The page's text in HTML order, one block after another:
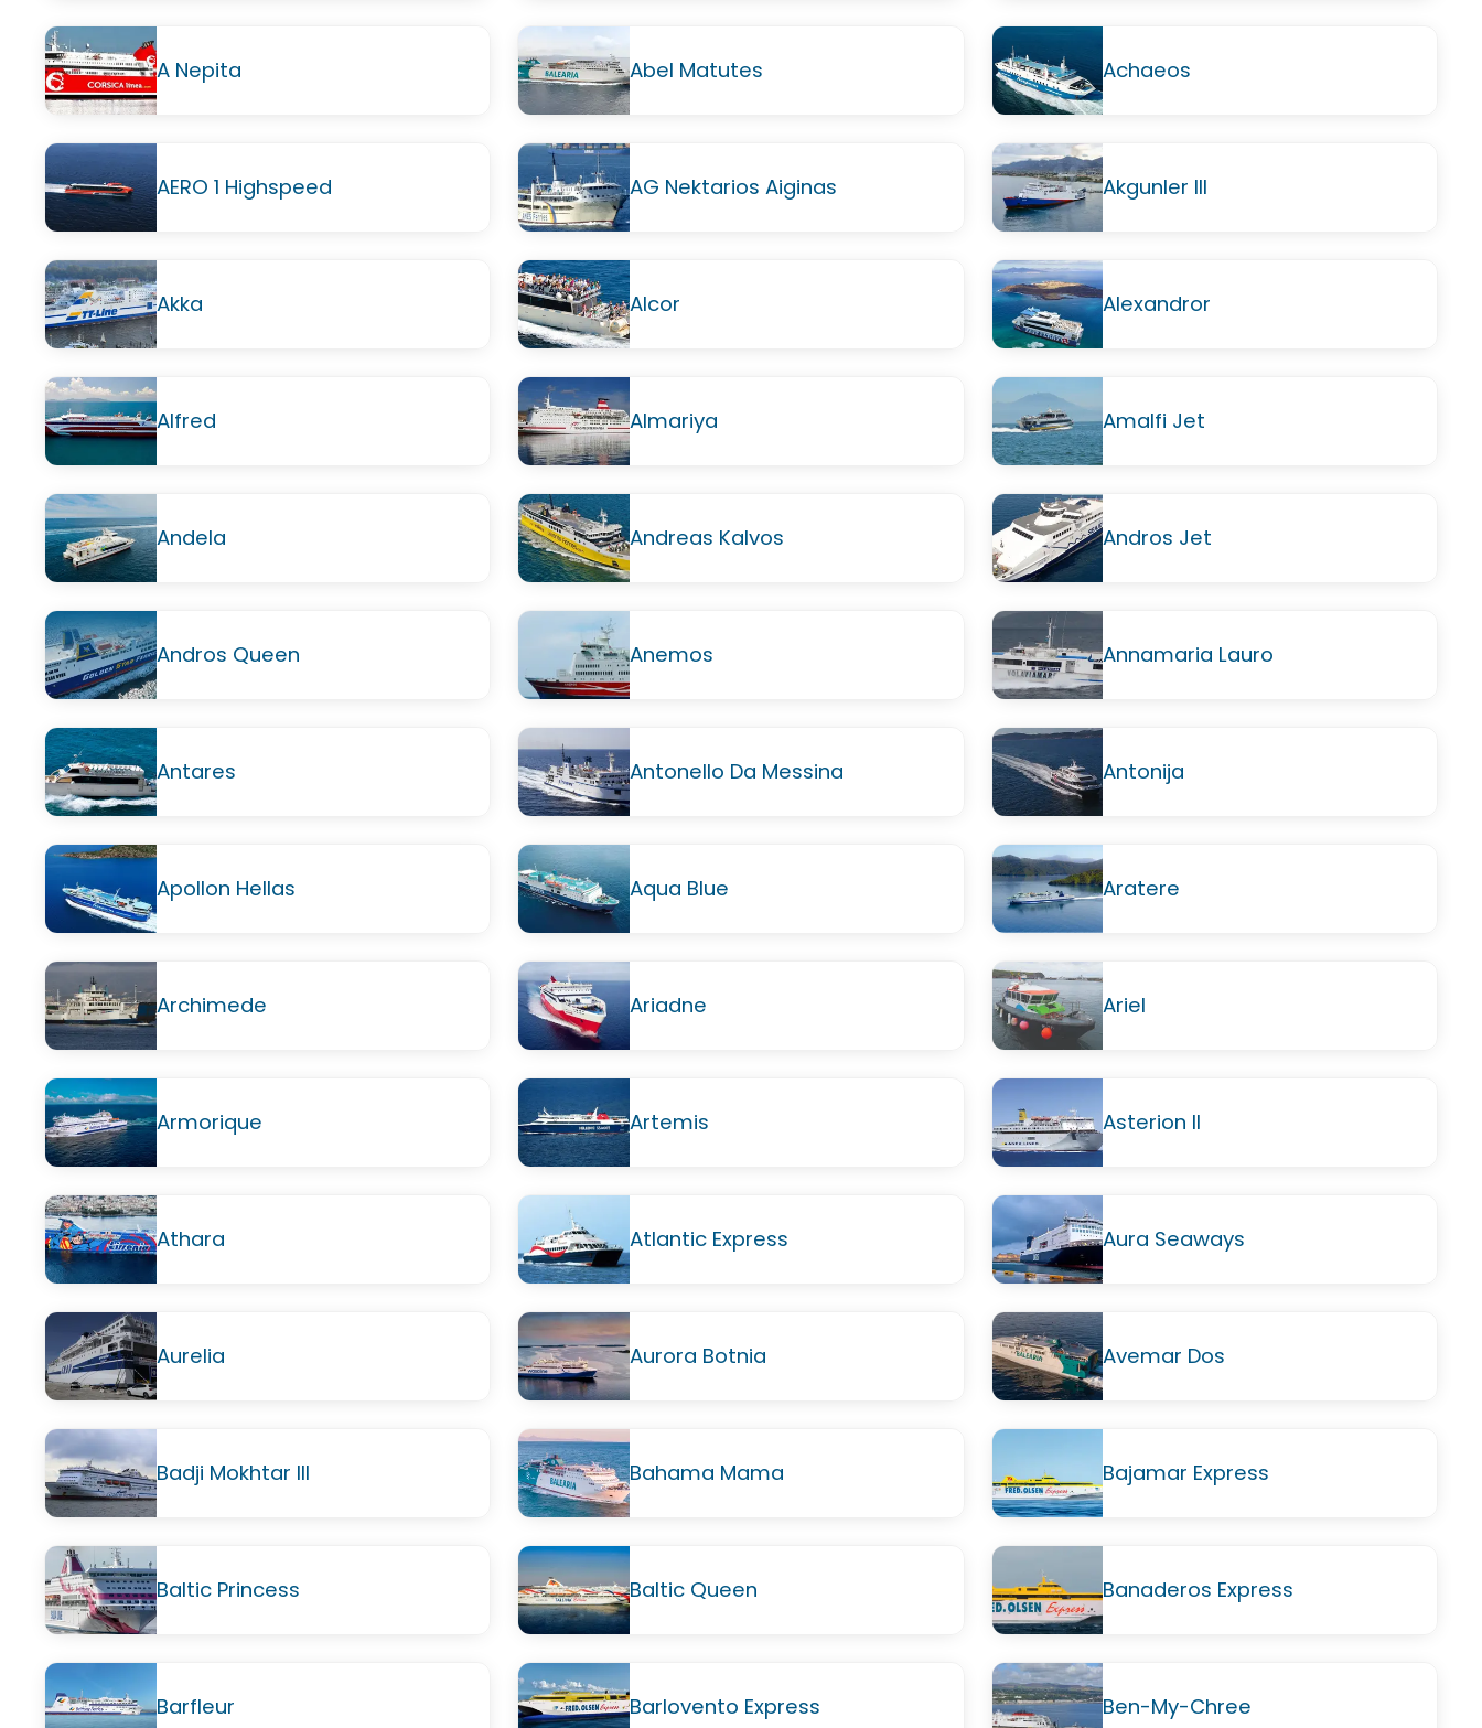
A Nepita Abel Matutes Achaeos
AERO 1 Highspeed AG Nektarios Aiginas Akgunler III
Akka Alcor Alexandror
Alfred Almariya Amalfi Jet
Andela Andreas Kalvos Andros Jet
Andros Queen Anemos Annamaria Lauro
Antares Antonello Da Messina Antonija
Apollon Hellas Aqua Blue Aratere
Archimede Ariadne Ariel
Armorique Artemis Asterion II
Athara Atlantic Express Aura Seaways
Aurelia Aurora Botnia Avemar Dos
Badji Mokhtar III Bahama Mama Bajamar Express
Baltic Princess Baltic Queen Banaderos Express
Barfleur Barlovento Express Ben-My-Chree